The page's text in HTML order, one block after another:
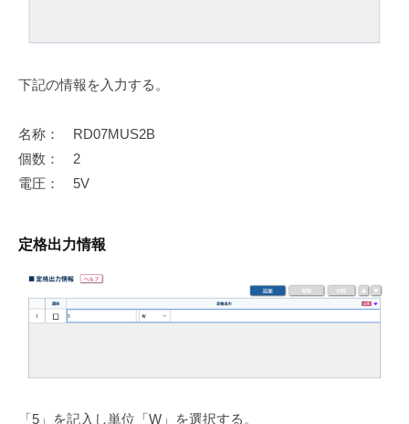
下記の情報を入力する。
名称： RD07MUS2B
個数： 2
電圧： 5V
定格出力情報
「5」を記入し単位「W」を選択する。